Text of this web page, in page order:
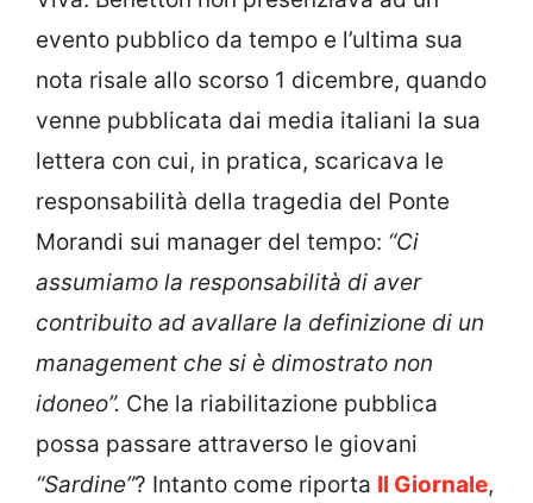
evento pubblico da tempo e l’ultima sua
nota risale allo scorso 1 dicembre, quando
venne pubblicata dai media italiani la sua
lettera con cui, in pratica, scaricava le
responsabilità della tragedia del Ponte
Morandi sui manager del tempo: “Ci
assumiamo la responsabilità di aver
contribuito ad avallare la definizione di un
management che si è dimostrato non
idoneo”. Che la riabilitazione pubblica
possa passare attraverso le giovani
“Sardine”? Intanto come riporta Il Giornale,